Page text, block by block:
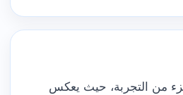
من التجربة، حيث يعكس